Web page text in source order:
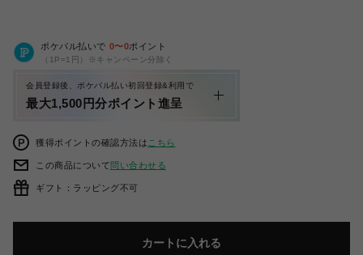
ポケパル払いで 0〜0ポイント
（1P=1円）※キャンペーン分除く
会員登録後、ポケパル払い初回登録&利用で
最大1,500円分ポイント進呈
獲得ポイントの確認方法は こちら
この商品について問い合わせる
ギフト：ラッピング不可
カートに入れる